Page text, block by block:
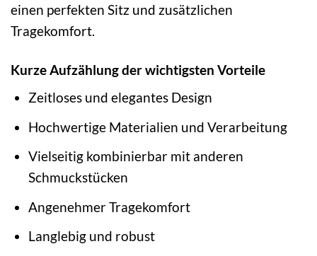
einen perfekten Sitz und zusätzlichen
Tragekomfort.
Kurze Aufzählung der wichtigsten Vorteile
Zeitloses und elegantes Design
Hochwertige Materialien und Verarbeitung
Vielseitig kombinierbar mit anderen
Schmuckstücken
Angenehmer Tragekomfort
Langlebig und robust